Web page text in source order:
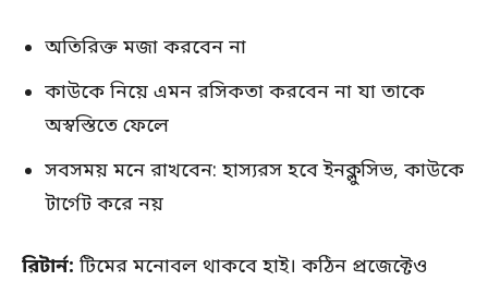
অতিরিক্ত মজা করবেন না
কাউকে নিয়ে এমন রসিকতা করবেন না যা তাকে
অস্বস্তিতে ফেলে
সবসময় মনে রাখবেন: হাস্যরস হবে ইনক্লুসিভ, কাউকে
টার্গেট করে নয়
রিটার্ন: টিমের মনোবল থাকবে হাই। কঠিন প্রজেক্টেও